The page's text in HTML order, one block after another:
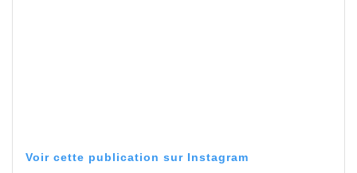
Voir cette publication sur Instagram